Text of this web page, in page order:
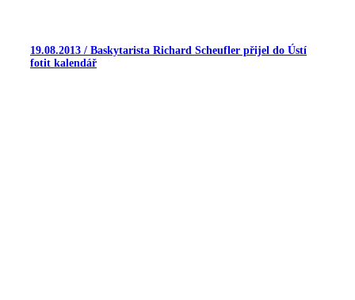
19.08.2013 / Baskytarista Richard Scheufler přijel do Ústí
fotit kalendář